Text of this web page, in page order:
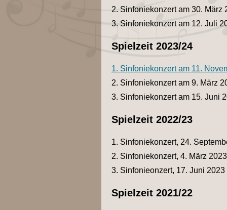
2. Sinfoniekonzert am 30. März
3. Sinfoniekonzert am 12. Juli
Spielzeit 2023/24
1. Sinfoniekonzert am 11.
2. Sinfoniekonzert am 9. März
3. Sinfoniekonzert am 15. Juni
Spielzeit 2022/23
1. Sinfoniekonzert, 24.
2. Sinfoniekonzert, 4. März 2023
3. Sinfonieonzert, 17. Juni 2023
Spielzeit 2021/22